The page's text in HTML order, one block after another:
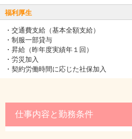
福利厚生
・交通費支給（基本全額支給）
・制服一部貸与
・昇給（昨年度実績年１回）
・労災加入
・契約労働時間に応じた社保加入
仕事内容と勤務条件